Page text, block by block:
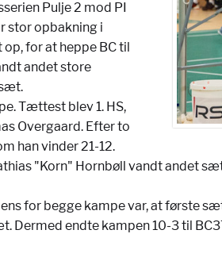
Pulje 2 mod PI
stor opbakning i
for at heppe BC til
andet store
Tættest blev 1. HS,
Overgaard. Efter to
han vinder 21-12.
"Korn" Hornbøll vandt andet
for begge kampe var, at første
Dermed endte kampen 10-3 til